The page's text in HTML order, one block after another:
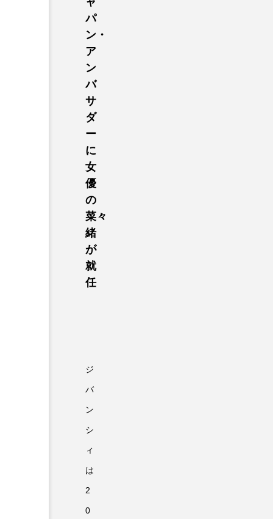
パ
ン・
ア
ン
バ
サ
ダ
ー
に
女
優
の
菜々
緒
が
就
任
ジ
バ
ン
シ
ィ
は
2
0